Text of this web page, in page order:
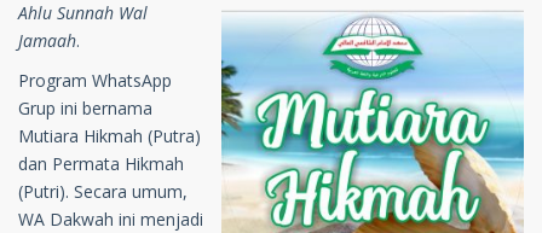
Ahlu Sunnah Wal
Jamaah.
Program WhatsApp
Grup ini bernama
Mutiara Hikmah (Putra)
dan Permata Hikmah
(Putri). Secara umum,
WA Dakwah ini menjadi